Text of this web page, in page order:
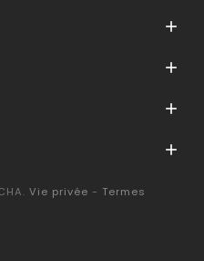




Vie privée - Termes